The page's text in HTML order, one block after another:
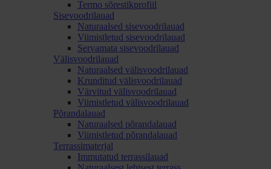
Termo sõrestikprofiil
Sisevoodrilauad
Naturaalsed sisevoodrilauad
Viimistletud sisevoodrilauad
Servamata sisevoodrilauad
Välisvoodrilauad
Naturaalsed välisvoodrilauad
Krunditud välisvoodrilauad
Värvitud välisvoodrilauad
Viimistletud välisvoodrilauad
Põrandalauad
Naturaalsed põrandalauad
Viimistletud põrandalauad
Terrassimaterjal
Immutatud terrassilauad